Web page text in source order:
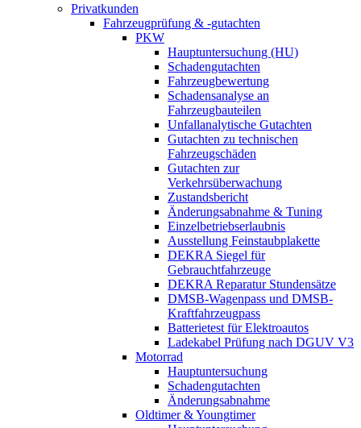
Privatkunden
Fahrzeugprüfung & -gutachten
PKW
Hauptuntersuchung (HU)
Schadengutachten
Fahrzeugbewertung
Schadensanalyse an
Fahrzeugbauteilen
Unfallanalytische Gutachten
Gutachten zu technischen
Fahrzeugschäden
Gutachten zur
Verkehrsüberwachung
Zustandsbericht
Änderungsabnahme & Tuning
Einzelbetriebserlaubnis
Ausstellung Feinstaubplakette
DEKRA Siegel für
Gebrauchtfahrzeuge
DEKRA Reparatur Stundensätze
DMSB-Wagenpass und DMSB-
Kraftfahrzeugpass
Batterietest für Elektroautos
Ladekabel Prüfung nach DGUV V3
Motorrad
Hauptuntersuchung
Schadengutachten
Änderungsabnahme
Oldtimer & Youngtimer